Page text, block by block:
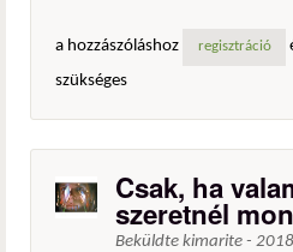
a hozzászóláshoz
regisztráció
szükséges
Csak, ha
szeretnél
Beküldte kimarite -